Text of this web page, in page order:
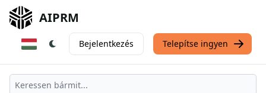
AIPRM
Bejelentkezés Telepítse ingyen